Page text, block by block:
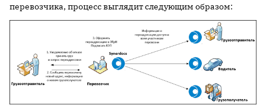
перевозчика, процесс выглядит следующим образом: